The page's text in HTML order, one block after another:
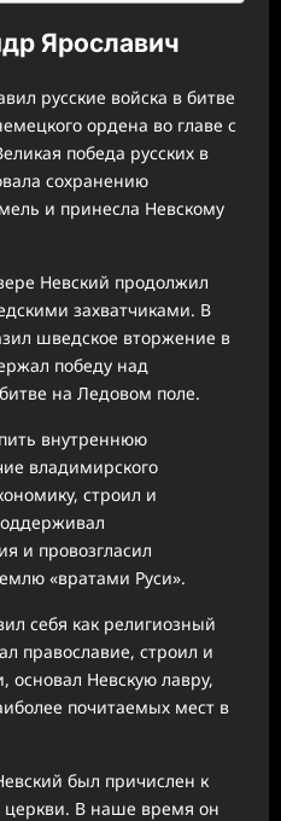
Ярославич
русские войска в битве
ордена во главе с
победа русских в
сохранению
и принесла Невскому
Невский продолжил
захватчиками. В
шведское вторжение в
победу над
на Ледовом поле.
внутреннюю
владимирского
строил и
и провозгласил
«вратами Руси».
себя как религиозный
православие, строил и
основал Невскую лавру,
почитаемых мест в
был причислен к
церкви. В наше время он